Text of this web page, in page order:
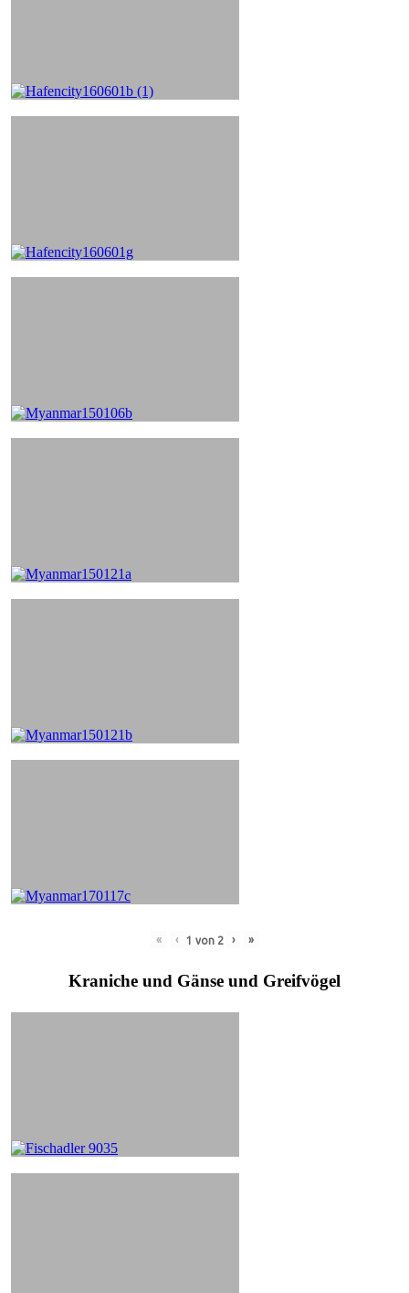
« ‹ 1 von 2 › »
Kraniche und Gänse und Greifvögel